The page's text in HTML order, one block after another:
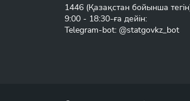
1446 (Қазақстан бойынша
9:00 - 18:30-ға дейін:
Telegram-bot: @statgovkz_bot